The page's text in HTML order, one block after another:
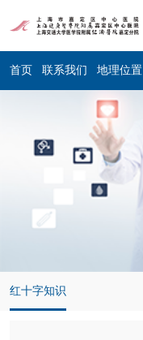
首页 联系我们 地理位置
红十字知识